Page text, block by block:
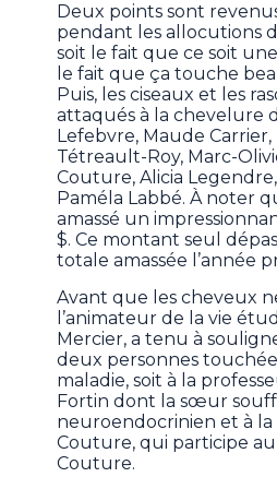
Deux points sont
pendant les allocutions
soit le fait que ce soit
le fait que ça touche
Puis, les ciseaux et les
attaqués à la chevelure
Lefebvre, Maude
Tétreault-Roy, Marc-
Couture, Alicia
Paméla Labbé. À noter
amassé un
$. Ce montant seul
totale amassée l’année
Avant que les cheveux
l’animateur de la vie
Mercier, a tenu à
deux personnes
maladie, soit à la
Fortin dont la sœur
neuroendocrinien et à la
Couture, qui participe
Couture.